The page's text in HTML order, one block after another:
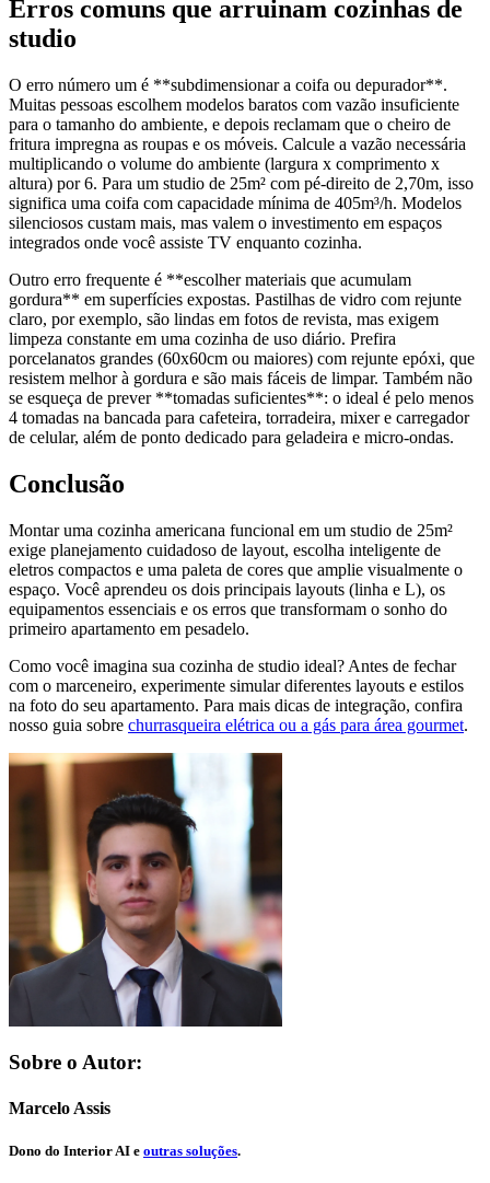
Erros comuns que arruinam cozinhas de
studio
O erro número um é **subdimensionar a coifa ou depurador**.
Muitas pessoas escolhem modelos baratos com vazão insuficiente
para o tamanho do ambiente, e depois reclamam que o cheiro de
fritura impregna as roupas e os móveis. Calcule a vazão necessária
multiplicando o volume do ambiente (largura x comprimento x
altura) por 6. Para um studio de 25m² com pé-direito de 2,70m, isso
significa uma coifa com capacidade mínima de 405m³/h. Modelos
silenciosos custam mais, mas valem o investimento em espaços
integrados onde você assiste TV enquanto cozinha.
Outro erro frequente é **escolher materiais que acumulam
gordura** em superfícies expostas. Pastilhas de vidro com rejunte
claro, por exemplo, são lindas em fotos de revista, mas exigem
limpeza constante em uma cozinha de uso diário. Prefira
porcelanatos grandes (60x60cm ou maiores) com rejunte epóxi, que
resistem melhor à gordura e são mais fáceis de limpar. Também não
se esqueça de prever **tomadas suficientes**: o ideal é pelo menos
4 tomadas na bancada para cafeteira, torradeira, mixer e carregador
de celular, além de ponto dedicado para geladeira e micro-ondas.
Conclusão
Montar uma cozinha americana funcional em um studio de 25m²
exige planejamento cuidadoso de layout, escolha inteligente de
eletros compactos e uma paleta de cores que amplie visualmente o
espaço. Você aprendeu os dois principais layouts (linha e L), os
equipamentos essenciais e os erros que transformam o sonho do
primeiro apartamento em pesadelo.
Como você imagina sua cozinha de studio ideal? Antes de fechar
com o marceneiro, experimente simular diferentes layouts e estilos
na foto do seu apartamento. Para mais dicas de integração, confira
nosso guia sobre churrasqueira elétrica ou a gás para área gourmet.
Sobre o Autor:
Marcelo Assis
Dono do Interior AI e outras soluções.